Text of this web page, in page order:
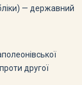
— державний
другої